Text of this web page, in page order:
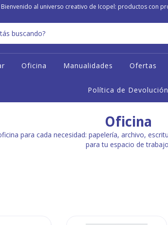
Bienvenido al universo creativo de Icopel: productos con
Oficina Manualidades Ofertas
Política de Devolución
Oficina
para cada necesidad: papelería, archivo,
para tu espacio de